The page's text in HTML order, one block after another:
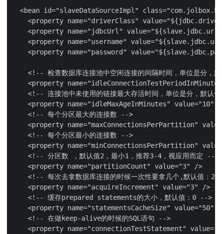
<bean id="slaveDataSourceImpl"
<property name="driverClass"
<property name="jdbcUrl"
<property name="username"
<property name="password"
<!-- 检查数据库连接池中空闲连接的间隔时间，单位是分，
<property
<!-- 连接池中未使用的链接最大存活时间，单位是分，默认
<property name="idleMaxAgeInMinutes" value="10"
    <!-- 每个分区最大的连接数 -->
<property name="maxConnectionsPerPartition"
    <!-- 每个分区最小的连接数 -->
<property name="minConnectionsPerPartition"
    <!-- 分区数 ，默认值2，最小1，推荐3-4，视应用而定 -->
    <property name="partitionCount" value="3" />
<!-- 每次去拿数据库连接的时候一次性要拿几个,默认值：2
    <property name="acquireIncrement" value="3" />
    <!-- 缓存prepared statements的大小，默认值：0 -->
<property name="statementsCacheSize" value="50"
    <!-- 在做keep-alive的时候的SQL语句 -->
<property name="connectionTestStatement"